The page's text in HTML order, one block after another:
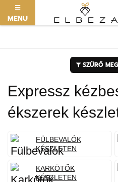
MENU
SZŰRŐ
Expressz
ékszerek
FÜLBEVALÓK
KÉSZLETEN
KARKÖTŐK
KÉSZLETEN